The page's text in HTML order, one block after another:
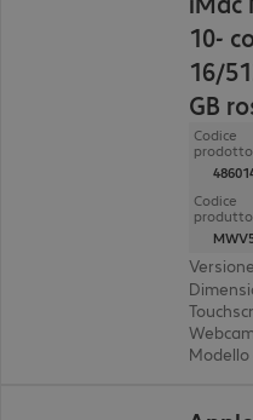
10-
16/
GB
Codice
Codice
Versione